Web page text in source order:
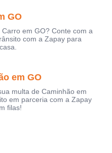
GO
em GO? Conte com a
com a Zapay para
em GO
multa de Caminhão em
em parceria com a Zapay
filas!